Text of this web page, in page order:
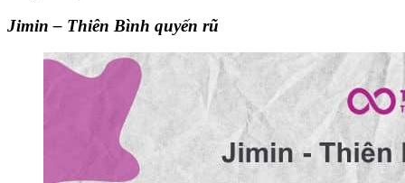
Jimin – Thiên Bình quyến rũ